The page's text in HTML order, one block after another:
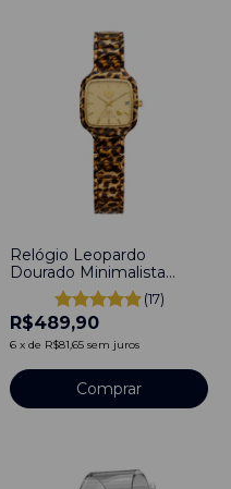
Relógio Leopardo
Dourado Minimalista
Quartzo Luxo
(17)
R$489,90
6 x de R$81,65 sem juros